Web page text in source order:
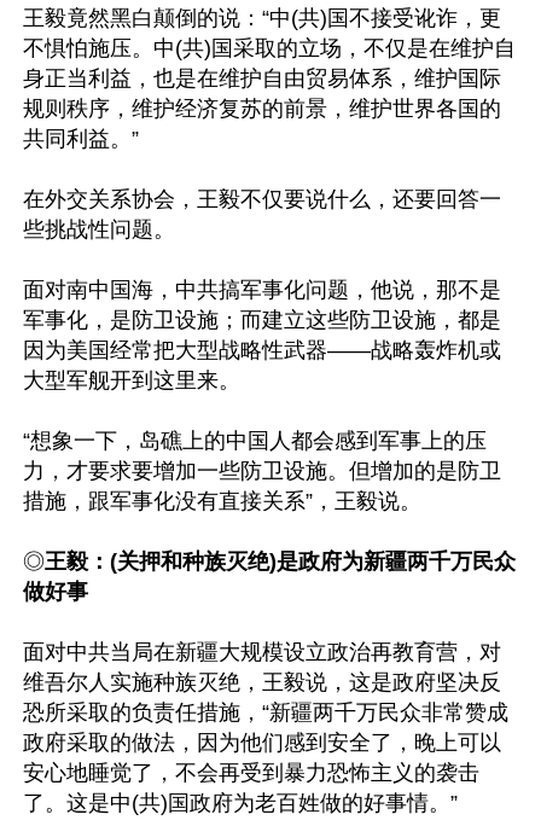
王毅竟然黑白颠倒的说：“中(共)国不接受讹诈，更
不惧怕施压。中(共)国采取的立场，不仅是在维护自
身正当利益，也是在维护自由贸易体系，维护国际
规则秩序，维护经济复苏的前景，维护世界各国的
共同利益。”
在外交关系协会，王毅不仅要说什么，还要回答一
些挑战性问题。
面对南中国海，中共搞军事化问题，他说，那不是
军事化，是防卫设施；而建立这些防卫设施，都是
因为美国经常把大型战略性武器——战略轰炸机或
大型军舰开到这里来。
“想象一下，岛礁上的中国人都会感到军事上的压
力，才要求要增加一些防卫设施。但增加的是防卫
措施，跟军事化没有直接关系”，王毅说。
◎王毅：(关押和种族灭绝)是政府为新疆两千万民众
做好事
面对中共当局在新疆大规模设立政治再教育营，对
维吾尔人实施种族灭绝，王毅说，这是政府坚决反
恐所采取的负责任措施，“新疆两千万民众非常赞成
政府采取的做法，因为他们感到安全了，晚上可以
安心地睡觉了，不会再受到暴力恐怖主义的袭击
了。这是中(共)国政府为老百姓做的好事情。”